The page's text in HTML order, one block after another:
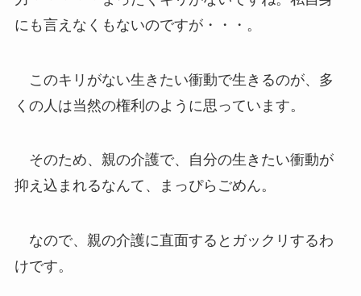
にも言えなくもないのですが・・・。
このキリがない生きたい衝動で生きるのが、多
くの人は当然の権利のように思っています。
そのため、親の介護で、自分の生きたい衝動が
抑え込まれるなんて、まっぴらごめん。
なので、親の介護に直面するとガックリするわ
けです。